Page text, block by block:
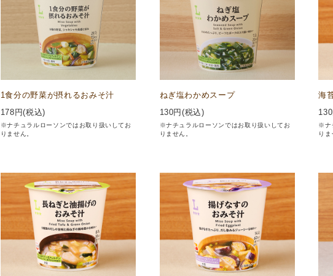
1食分の野菜が摂れるおみそ汁
178 円(税込)
※ナチュラルローソンではお取り扱いしてお
りません。
ねぎ塩わかめスープ
130円(税込)
※ナチュラルローソンではお取り扱いしてお
りません。
海
130
※ナ
りま